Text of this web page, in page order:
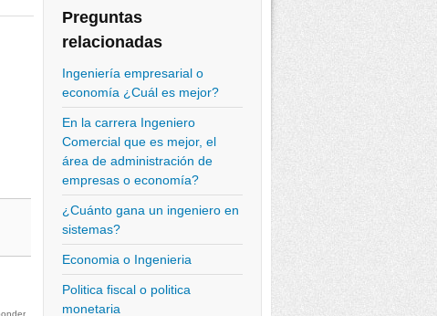
Preguntas
relacionadas
Ingeniería empresarial o
economía ¿Cuál es mejor?
En la carrera Ingeniero
Comercial que es mejor, el
área de administración de
empresas o economía?
¿Cuánto gana un ingeniero en
sistemas?
Economia o Ingenieria
Politica fiscal o politica
monetaria